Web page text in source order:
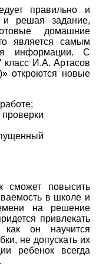
8 9 10
11
9 10
11
8 9 10 11
правильно и
и решая задание,
домашние
является самым
информации. С
И.А. Артасов
откроются новые
сможет повысить
в школе и
на решение
привлекать
как он научится
не допускать их
ребенок всегда